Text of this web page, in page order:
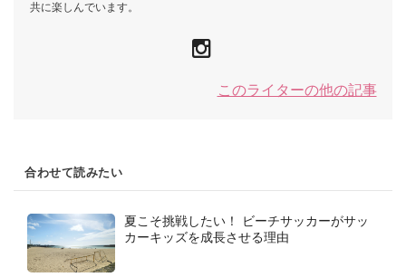
共に楽しんでいます。
このライターの他の記事
合わせて読みたい
夏こそ挑戦したい！ ビーチサッカーがサッ
カーキッズを成長させる理由